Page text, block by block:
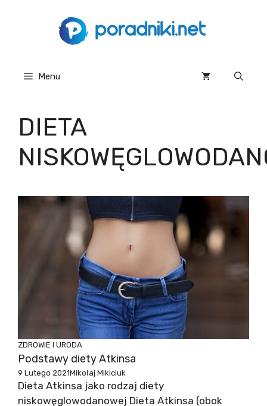
Menu
DIETA
ZDROWIE I URODA
Podstawy diety Atkinsa
9 Lutego 2021Mikołaj Mikiciuk
Dieta Atkinsa jako rodzaj diety
niskowęglowodanowej Dieta Atkinsa (obok